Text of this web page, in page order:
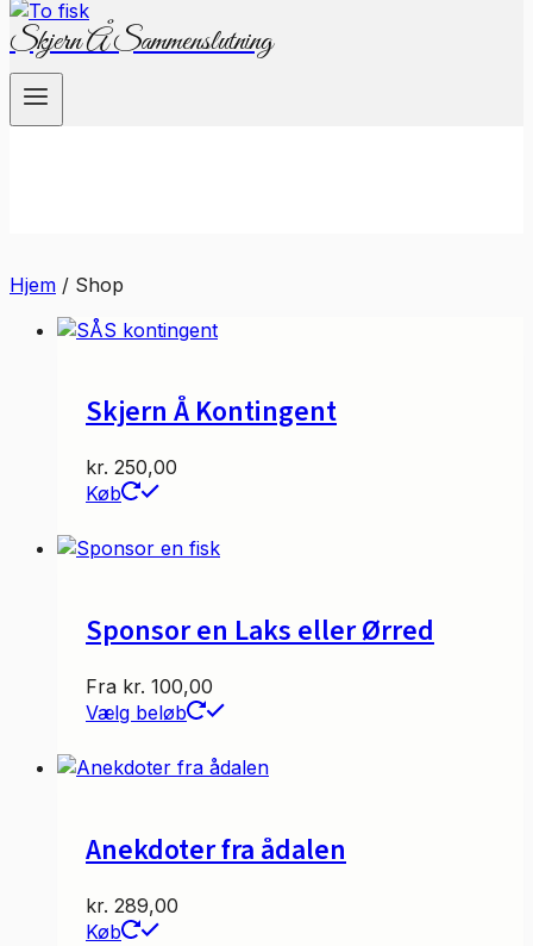
Skjern Å Sammenslutning
Hjem / Shop
Skjern Å Kontingent
kr. 250,00
Køb
Sponsor en Laks eller Ørred
Fra kr. 100,00
Vælg beløb
Dette
har
Mulighederne
kan
Anekdoter fra ådalen
kr. 289,00
Køb